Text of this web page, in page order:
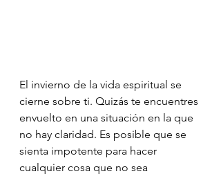
El invierno de la vida espiritual se
cierne sobre ti. Quizás te encuentres
envuelto en una situación en la que
no hay claridad. Es posible que se
sienta impotente para hacer
cualquier cosa que no sea